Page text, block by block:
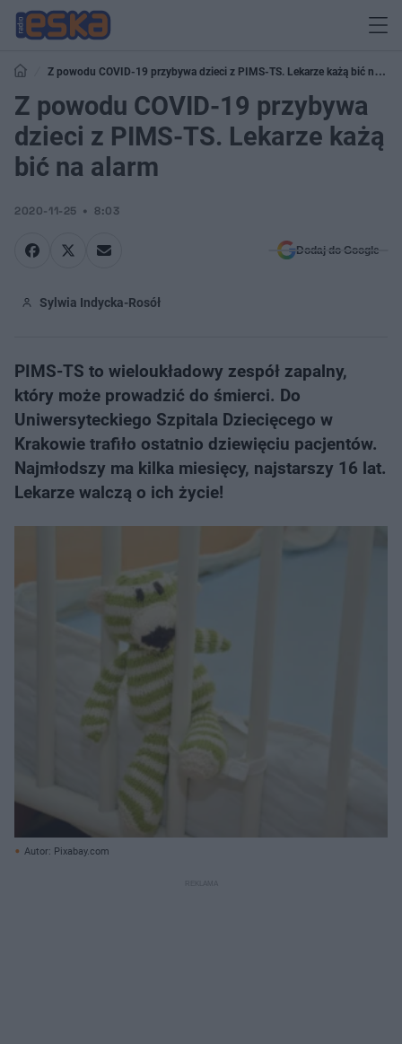
Z powodu COVID-19 przybywa dzieci z PIMS-TS. Lekarze każą bić na
alarm
Z powodu COVID-19 przybywa
dzieci z PIMS-TS. Lekarze każą
bić na alarm
2020-11-25 8:03
Dodaj do Google
Sylwia Indycka-Rosół
PIMS-TS to wieloukładowy zespół zapalny,
który może prowadzić do śmierci. Do
Uniwersyteckiego Szpitala Dziecięcego w
Krakowie trafiło ostatnio dziewięciu pacjentów.
Najmłodszy ma kilka miesięcy, najstarszy 16 lat.
Lekarze walczą o ich życie!
Autor: Pixabay.com